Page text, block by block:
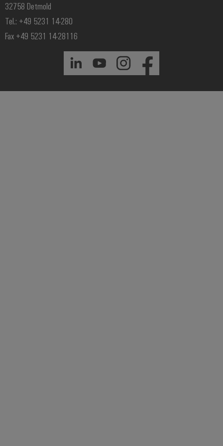
32758 Detmold
Tel.: +49 5231 14-280
Fax +49 5231 14-28116